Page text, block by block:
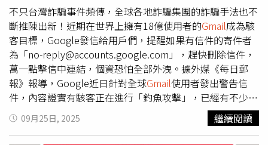
不只台灣詐騙事件頻傳，全球各地詐騙集團的詐騙手法也不
斷推陳出新！近期在世界上擁有18億使用者的Gmail成為駭
客目標，Google發信給用戶們，提醒如果有信件的寄件者
為「no-reply@accounts.google.com」，趕快刪除信件，
萬一點擊信中連結，個資恐怕全部外洩。據外媒《每日郵
報》報導，Google近日針對全球Gmail使用者發出警告信
件，內容證實有駭客正在進行「釣魚攻擊」，已經有不少用
戶收到寄件人為「no-reply@accounts.google.com」的信
件，並聲稱收件者已遭執法機構調查，甚至收到傳票，要求
提供個人資料。信件中還會附上連結，用戶照著指示點擊
09月25日, 2025 繼續閱讀